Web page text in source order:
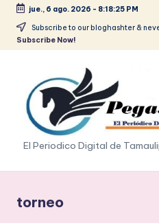
Saltar
jue., 6 ago. 2026 - 8:18:27 PM
Subscribe to our bloghashter &
Subscribe Now!
p
e
El Periodico Digital de
torneo